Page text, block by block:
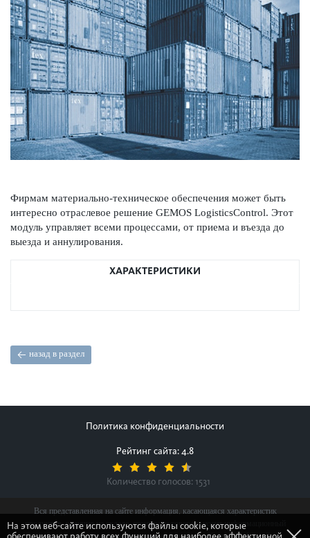
Фирмам матер­иально-техническое обеспечения может быть
интер­есно отрасл­евое решение GEMOS LogisticsControl. Этот
модуль управляет всеми процессами, от приема и въезда до
выезда и аннулирования.
ХАРАКТЕРИСТИКИ
назад в раздел
Политика конфиденциальности
Рейтинг сайта: 4.8
Количество голосов: 1531
Вся представленная на сайте информация, касающаяся характеристик
продуктов, наличия на складе, стоимости товаров, носит информационный
характер и ни при каких условиях не является публичной офертой,
На этом веб-сайте используются файлы cookie, которые